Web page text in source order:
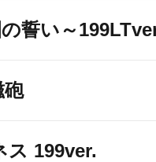
誓い～
砲
ス 199ver.